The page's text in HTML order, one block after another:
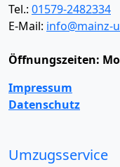
Tel.: 01579-2482334
E-Mail: info@mainz-
Öffnungszeiten:
Impressum
Datenschutz
Umzugsservice